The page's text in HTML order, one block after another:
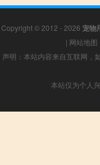
Copyright © 2012 - 2026 宠物
| 网站地图
声明：本站内容来自互联网，
本站仅为个人